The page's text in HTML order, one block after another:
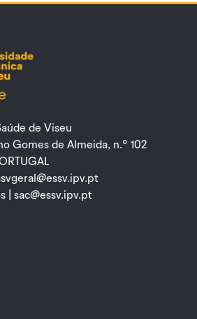
de Viseu
Gomes de Almeida, n.º 102
|sac@essv.ipv.pt